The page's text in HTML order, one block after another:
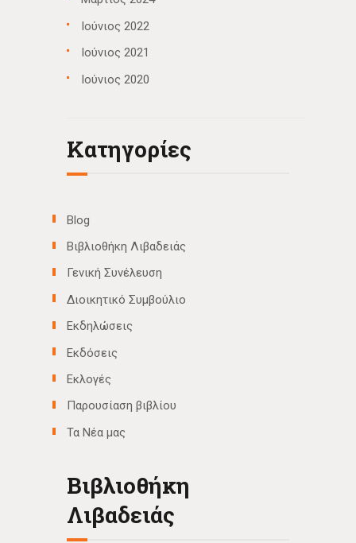
Ιούνιος 2022
Ιούνιος 2021
Ιούνιος 2020
Kατηγορίες
Blog
Βιβλιοθήκη Λιβαδειάς
Γενική Συνέλευση
Διοικητικό Συμβούλιο
Εκδηλώσεις
Εκδόσεις
Εκλογές
Παρουσίαση βιβλίου
Τα Νέα μας
Βιβλιοθήκη
Λιβαδειάς